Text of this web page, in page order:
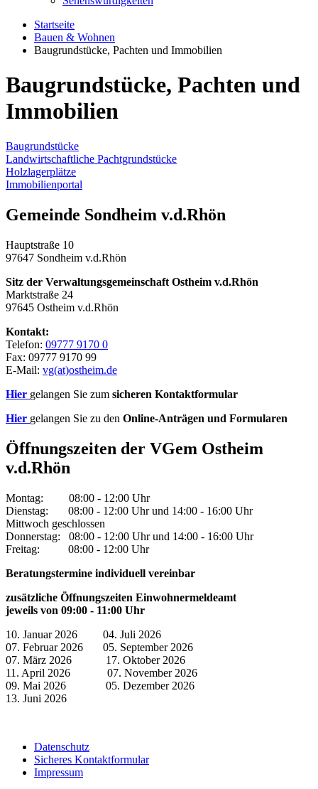
Startseite
Bauen & Wohnen
Baugrundstücke, Pachten und Immobilien
Baugrundstücke, Pachten und
Immobilien
Baugrundstücke
Landwirtschaftliche Pachtgrundstücke
Holzlagerplätze
Immobilienportal
Gemeinde Sondheim v.d.Rhön
Hauptstraße 10
97647 Sondheim v.d.Rhön
Sitz der Verwaltungsgemeinschaft Ostheim v.d.Rhön
Marktstraße 24
97645 Ostheim v.d.Rhön
Kontakt:
Telefon: 09777 9170 0
Fax: 09777 9170 99
E-Mail: vg(at)ostheim.de
Hier gelangen Sie zum sicheren Kontaktformular
Hier gelangen Sie zu den Online-Anträgen und Formularen
Öffnungszeiten der VGem Ostheim
v.d.Rhön
Montag: 08:00 - 12:00 Uhr
Dienstag: 08:00 - 12:00 Uhr und 14:00 - 16:00 Uhr
Mittwoch geschlossen
Donnerstag: 08:00 - 12:00 Uhr und 14:00 - 16:00 Uhr
Freitag: 08:00 - 12:00 Uhr
Beratungstermine individuell vereinbar
zusätzliche Öffnungszeiten Einwohnermeldeamt
jeweils von 09:00 - 11:00 Uhr
10. Januar 2026 04. Juli 2026
07. Februar 2026 05. September 2026
07. März 2026 17. Oktober 2026
11. April 2026 07. November 2026
09. Mai 2026 05. Dezember 2026
13. Juni 2026
Datenschutz
Sicheres Kontaktformular
Impressum